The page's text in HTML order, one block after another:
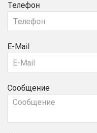
Телефон
E-Mail
Сообщение